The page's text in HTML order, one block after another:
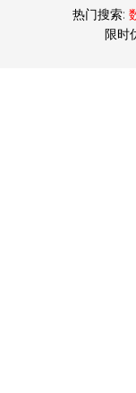
热门搜索:
限时